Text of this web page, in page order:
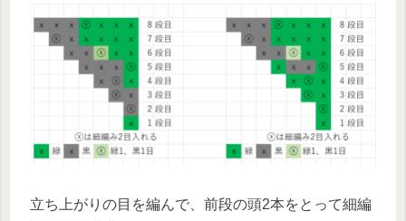
立ち上がりの目を編んで、前段の頭2本をとって細編